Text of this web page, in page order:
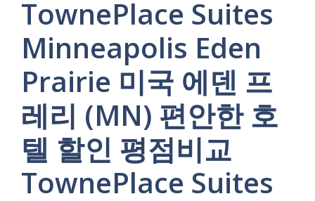
TownePlace Suites
Minneapolis Eden
Prairie 미국 에덴 프
레리 (MN) 편안한 호
텔 할인 평점비교
TownePlace Suites